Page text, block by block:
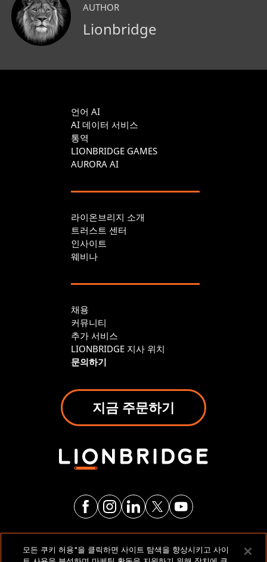
AUTHOR
Lionbridge
언어 AI
AI 데이터 서비스
통역
LIONBRIDGE GAMES
AURORA AI
라이온브리지 소개
트러스트 센터
인사이트
웨비나
채용
커뮤니티
추가 서비스
LIONBRIDGE 지사 위치
문의하기
지금 주문하기
법적 고지 및 정책
모든 쿠키 허용"을 클릭하면 사이트 탐색을 향상시키고 사이